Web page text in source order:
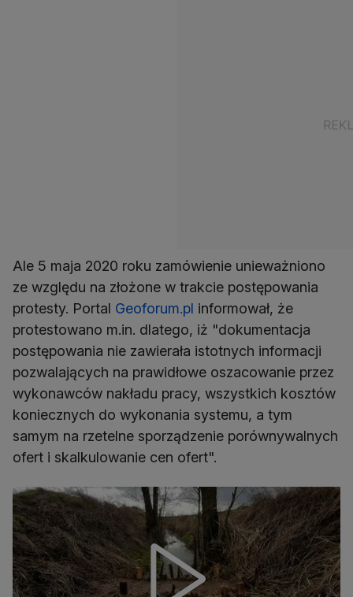
Ale 5 maja 2020 roku zamówienie unieważniono
ze względu na złożone w trakcie postępowania
protesty. Portal Geoforum.pl informował, że
protestowano m.in. dlatego, iż "dokumentacja
postępowania nie zawierała istotnych informacji
pozwalających na prawidłowe oszacowanie przez
wykonawców nakładu pracy, wszystkich kosztów
koniecznych do wykonania systemu, a tym
samym na rzetelne sporządzenie porównywalnych
ofert i skalkulowanie cen ofert".